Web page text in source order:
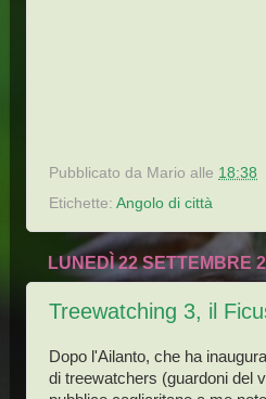
Pubblicato da Mario alle 18:38
Etichette: Angolo di città
LUNEDÌ 22 SETTEMBRE
Treewatching 3, il
Dopo l'Ailanto, che ha
di treewatchers (guardoni del